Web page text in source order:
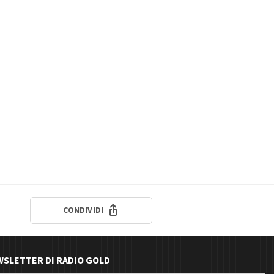
CONDIVIDI
DI RADIO GOLD